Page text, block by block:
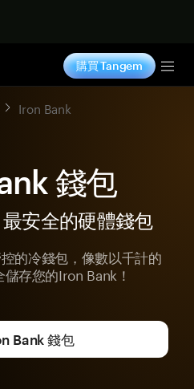
購買 Tangem
Iron Bank
錢包
安全的硬體錢包
的冷錢包，像數以千計的
存您的Iron Bank！
Bank 錢包